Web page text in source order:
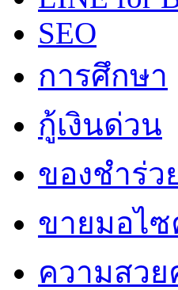
SEO
การศึกษา
กู้เงินด่วน
ของชำร่ว
ขายมอไซ
ความสวย